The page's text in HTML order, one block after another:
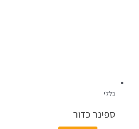
כללי
ספינר כדור